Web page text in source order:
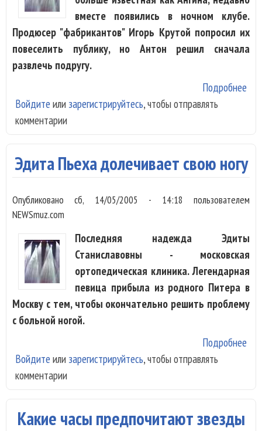
вместе появились в ночном клубе.
Продюсер "фабрикантов" Игорь Крутой попросил их
повеселить публику, но Антон решил сначала
развлечь подругу.
Подробнее
Войдите или зарегистрируйтесь, чтобы отправлять
комментарии
Эдита Пьеха долечивает свою ногу
Опубликованосб, 14/05/2005 - 14:18 пользователем
NEWSmuz.com
Последняя надежда Эдиты
Станиславовны - московская
ортопедическая клиника. Легендарная
певица прибыла из родного Питера в
Москву с тем, чтобы окончательно решить проблему
с больной ногой.
Подробнее
Войдите или зарегистрируйтесь, чтобы отправлять
комментарии
Какие часы предпочитают звезды